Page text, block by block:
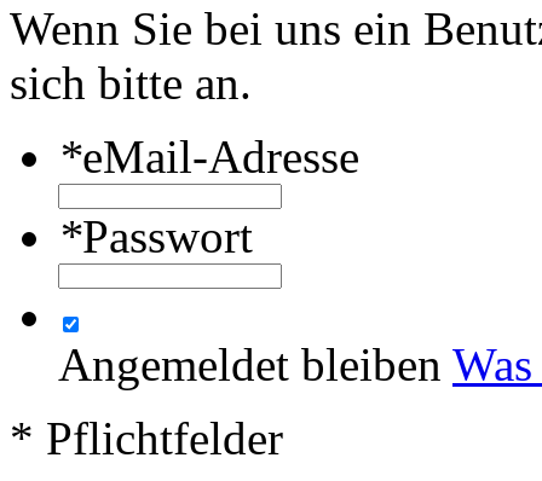
Wenn Sie bei uns ein
sich bitte an.
*eMail-Adresse
*Passwort
Angemeldet bleiben
* Pflichtfelder